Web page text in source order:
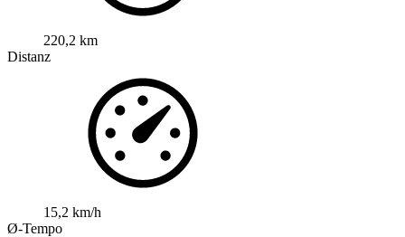
220,2 km
Distanz
15,2 km/h
Ø-Tempo